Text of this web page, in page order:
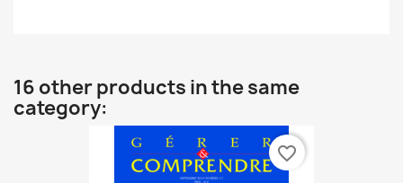
16 other products in the same
category:
favorite_border